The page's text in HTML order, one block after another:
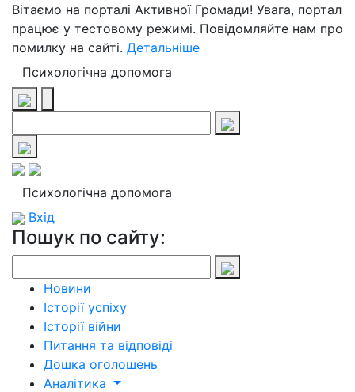
Вітаємо на порталі Активної Громади! Увага, портал
працює у тестовому режимі. Повідомляйте нам про
помилку на сайті. Детальніше
Психологічна допомога
Психологічна допомога
Вхід
Пошук по сайту:
Новини
Історії успіху
Історії війни
Питання та відповіді
Дошка оголошень
Аналітика